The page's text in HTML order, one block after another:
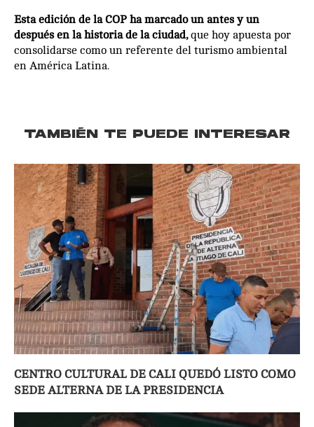
Esta edición de la COP ha marcado un antes y un
después en la historia de la ciudad,que hoy apuesta por
consolidarse como un referente del turismo ambiental
en América Latina.
TAMBIÉN TE PUEDE INTERESAR
CENTRO CULTURAL DE CALI QUEDÓ LISTO COMO
SEDE ALTERNA DE LA PRESIDENCIA